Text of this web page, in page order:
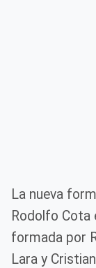
La nueva
Rodolfo Cota
formada por
Lara y